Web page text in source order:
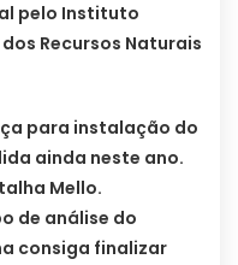
pelo Instituto
Recursos Naturais
para instalação do
ainda neste ano.
Mello.
de análise do
consiga finalizar